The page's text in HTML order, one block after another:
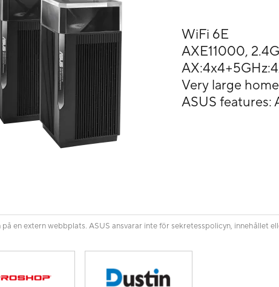
WiFi 6E
AXE11000,
Very large
ASUS features:
en extern webbplats. ASUS ansvarar inte för sekretesspolicyn, innehållet